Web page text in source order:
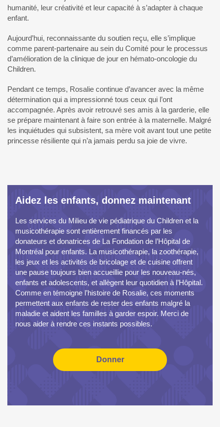
humanité, leur créativité et leur capacité à s’adapter à chaque
enfant.
Aujourd’hui, reconnaissante du soutien reçu, elle s’implique
comme parent-partenaire au sein du Comité pour le processus
d’amélioration de la clinique de jour en hémato-oncologie du
Children.
Pendant ce temps, Rosalie continue d’avancer avec la même
détermination qui a impressionné tous ceux qui l’ont
accompagnée. Après avoir retrouvé ses amis à la garderie, elle
se prépare maintenant à faire son entrée à la maternelle. Malgré
les inquiétudes qui subsistent, sa mère voit avant tout une petite
princesse résiliente qui n’a jamais perdu sa joie de vivre.
Aidez les enfants, donnez maintenant
Les services du Milieu de vie pédiatrique du Children et la
musicothérapie sont entièrement financés par les
donateurs et donatrices de La Fondation de l’Hôpital de
Montréal pour enfants. La musicothérapie, la zoothérapie,
les jeux et les activités de bricolage et de cuisine offrent
une pause toujours bien accueillie pour les nouveau-nés,
enfants et adolescents, et allègent leur quotidien à l’Hôpital.
Comme en témoigne l’histoire de Rosalie, ces moments
permettent aux enfants de rester des enfants malgré la
maladie et aident les familles à garder espoir. Merci de
nous aider à rendre ces instants possibles.